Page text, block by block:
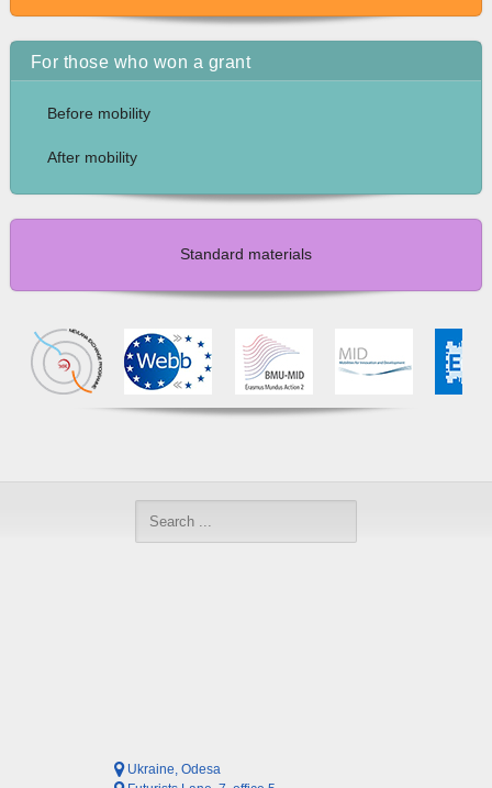
For those who won a grant
Before mobility
After mobility
Standard materials
Ukraine, Odesa